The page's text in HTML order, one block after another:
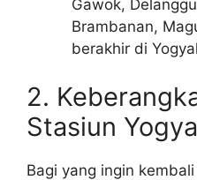
Gawok,
Brambanan,
berakhir di
2.
Stasiun
Bagi yang ingin